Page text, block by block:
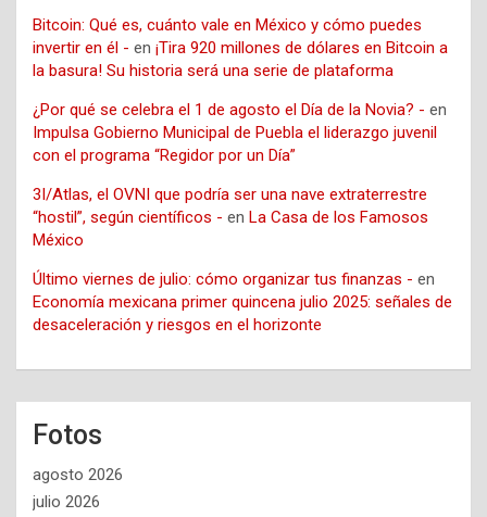
Bitcoin: Qué es, cuánto vale en México y cómo puedes
invertir en él - en ¡Tira 920 millones de dólares en Bitcoin a
la basura! Su historia será una serie de plataforma
¿Por qué se celebra el 1 de agosto el Día de la Novia? - en
Impulsa Gobierno Municipal de Puebla el liderazgo juvenil
con el programa “Regidor por un Día”
3I/Atlas, el OVNI que podría ser una nave extraterrestre
“hostil”, según científicos - en La Casa de los Famosos
México
Último viernes de julio: cómo organizar tus finanzas - en
Economía mexicana primer quincena julio 2025: señales de
desaceleración y riesgos en el horizonte
Fotos
agosto 2026
julio 2026